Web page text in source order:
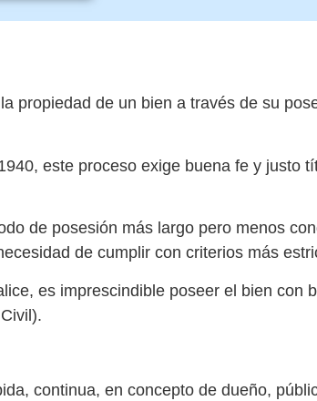
propiedad de un bien a través de su
este proceso exige buena fe y justo
de posesión más largo pero menos
de cumplir con criterios más
es imprescindible poseer el bien con
continua, en concepto de dueño,